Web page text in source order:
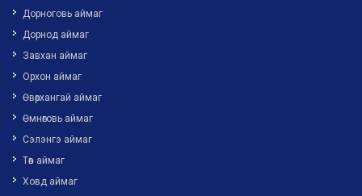
Дорноговь аймаг
Дорнод аймаг
Завхан аймаг
Орхон аймаг
Өвөрхангай аймаг
Өмнөговь аймаг
Сэлэнгэ аймаг
Төв аймаг
Ховд аймаг